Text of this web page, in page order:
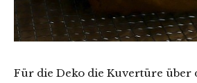
Für die Deko die Kuvertüre über